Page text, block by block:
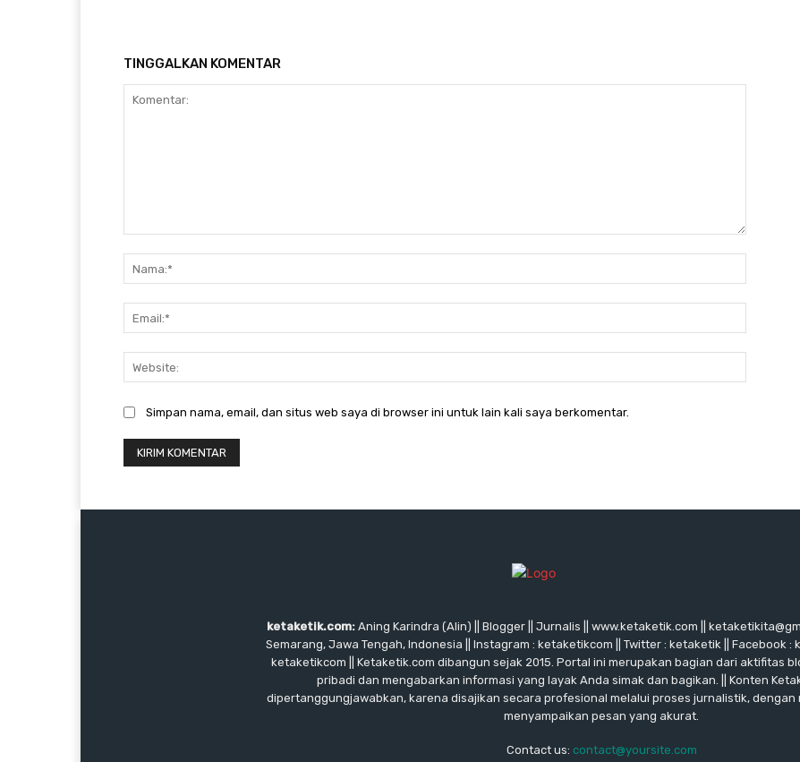
TINGGALKAN KOMENTAR
Simpan nama, email, dan situs web saya di browser ini untuk lain kali saya berkomentar.
ketaketik.com: Aning Karindra (Alin) || Blogger || Jurnalis || www.ketaketik.com ||
Semarang, Jawa Tengah, Indonesia || Instagram : ketaketikcom || Twitter : ketaketik || Facebook :
ketaketikcom || Ketaketik.com dibangun sejak 2015. Portal ini merupakan bagian dari aktifitas
pribadi dan mengabarkan informasi yang layak Anda simak dan bagikan. || Konten
dipertanggungjawabkan, karena disajikan secara profesional melalui proses jurnalistik, dengan
menyampaikan pesan yang akurat.
Contact us: contact@yoursite.com